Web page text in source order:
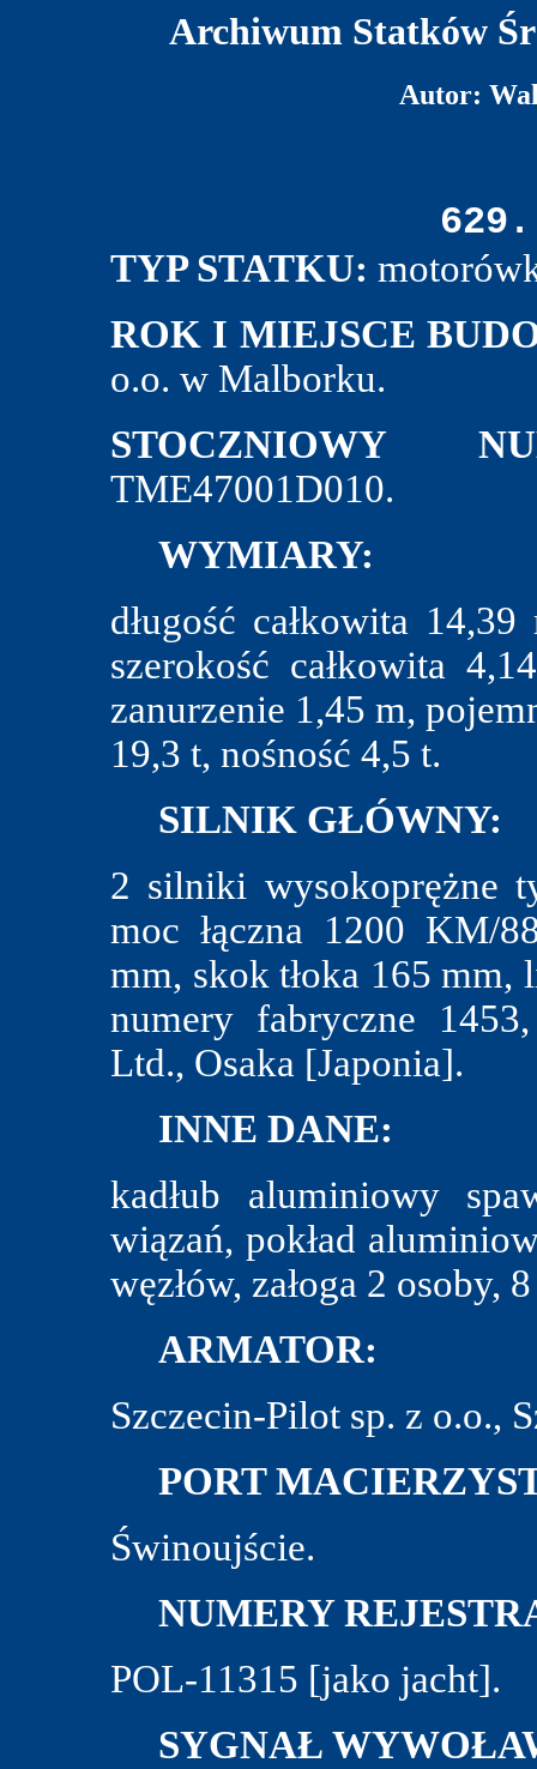
Archiwum Statków
Autor:
TYP STATKU:
ROK I MIEJSCE
o.o. w Malborku.
STOCZNIOWY
TME47001D010.
WYMIARY:
długość całkowita
szerokość całkowita
zanurzenie 1,45 m,
19,3 t, nośność 4,5 t.
SILNIK GŁÓWNY:
2 silniki wysokoprężne
moc łączna 1200 KM/
mm, skok tłoka 165
numery fabryczne
Ltd., Osaka [Japonia].
INNE DANE:
kadłub aluminiowy
wiązań, pokład
węzłów, załoga 2 osoby,
ARMATOR:
Szczecin-Pilot sp. z o.o.,
PORT
Świnoujście.
NUMERY
POL-11315 [jako jacht].
SYGNAŁ